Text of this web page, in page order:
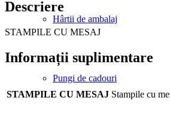
Hârtii de ambalaj
Pungi de cadouri
Descriere
STAMPILE CU MESAJ
Informații suplimentare
STAMPILE CU MESAJ Stampile cu